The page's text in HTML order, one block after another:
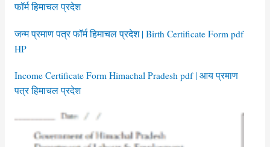
फॉर्म हिमाचल प्रदेश
जन्म प्रमाण पत्र फॉर्म हिमाचल प्रदेश | Birth Certificate Form pdf
HP
Income Certificate Form Himachal Pradesh pdf | आय प्रमाण
पत्र हिमाचल प्रदेश